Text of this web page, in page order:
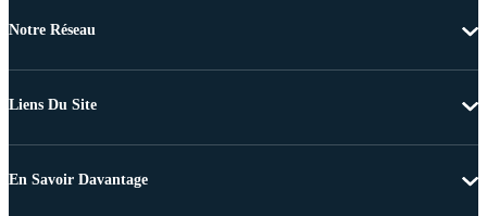
Notre Réseau
Liens Du Site
En Savoir Davantage